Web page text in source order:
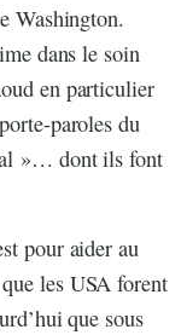
Washington.
dans le soin
en particulier
paroles du
»… dont ils font
pour aider au
les USA forent
que sous